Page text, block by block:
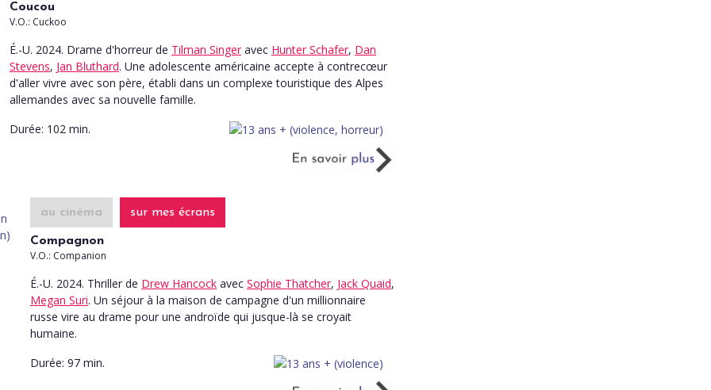
Coucou
V.O.: Cuckoo
É.-U. 2024. Drame d'horreur de Tilman Singer avec Hunter Schafer, Dan
Stevens, Jan Bluthard. Une adolescente américaine accepte à contrecœur
d'aller vivre avec son père, établi dans un complexe touristique des Alpes
allemandes avec sa nouvelle famille.
Durée: 102 min.
au cinéma sur mes écrans
Compagnon
V.O.: Companion
É.-U. 2024. Thriller de Drew Hancock avec Sophie Thatcher, Jack Quaid,
Megan Suri. Un séjour à la maison de campagne d'un millionnaire
russe vire au drame pour une androïde qui jusque-là se croyait
humaine.
Durée: 97 min.